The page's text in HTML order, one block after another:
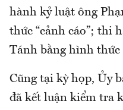
hành kỷ luật ông
thức “cảnh cáo”; thi
Tánh bằng hình thức
Cũng tại kỳ họp, Ủy
đã kết luận kiểm tra